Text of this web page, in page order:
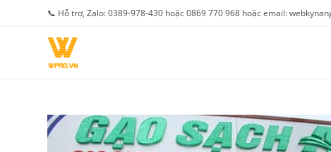
📞 Hỗ trợ, Zalo: 0389-978-430 hoặc 0869 770 968 hoặc email: